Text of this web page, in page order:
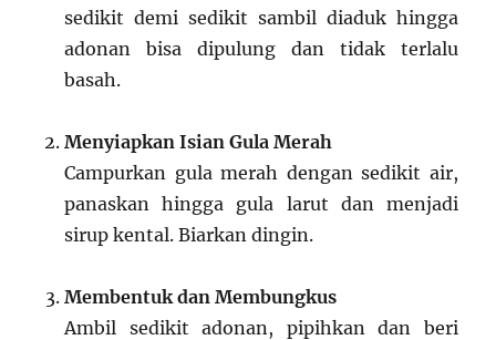
sedikit demi sedikit sambil diaduk hingga
adonan bisa dipulung dan tidak terlalu
basah.
Menyiapkan Isian Gula Merah
Campurkan gula merah dengan sedikit air,
panaskan hingga gula larut dan menjadi
sirup kental. Biarkan dingin.
Membentuk dan Membungkus
Ambil sedikit adonan, pipihkan dan beri